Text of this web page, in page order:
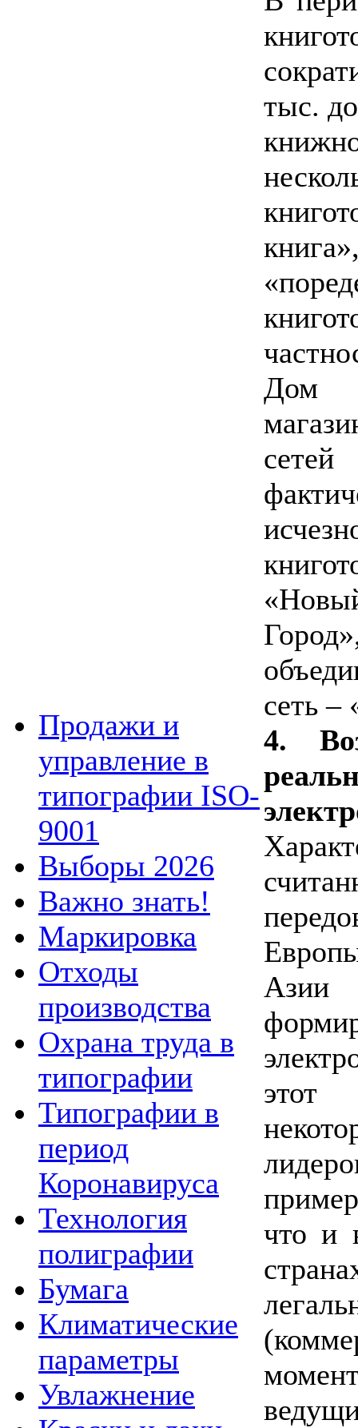
Продажи и
управление в
типографии ISO-
9001
Выборы 2026
Важно знать!
Маркировка
Отходы
производства
Охрана труда в
типографии
Типографии в
период
Коронавируса
Технология
полиграфии
Бумага
Климатические
параметры
Увлажнение
тыс.
Дом
сеть –
4.
что и